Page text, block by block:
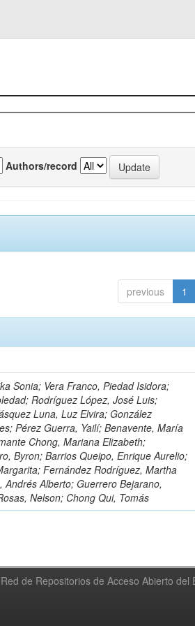
Authors/record
previous 1
Sonia; Vera Franco, Piedad Isidora;
Rodríguez López, José Luis;
Luna, Luz Elvira; González
Pérez Guerra, Yailí; Benavente, María
Chong, Mariana Elizabeth;
Byron; Barrios Queipo, Enrique Aurelio;
Fernández Rodríguez, Martha
Alberto; Guerrero Bejarano,
Nelson; Chong Qui, Tomás
de Repositorios de Acceso Abierto del